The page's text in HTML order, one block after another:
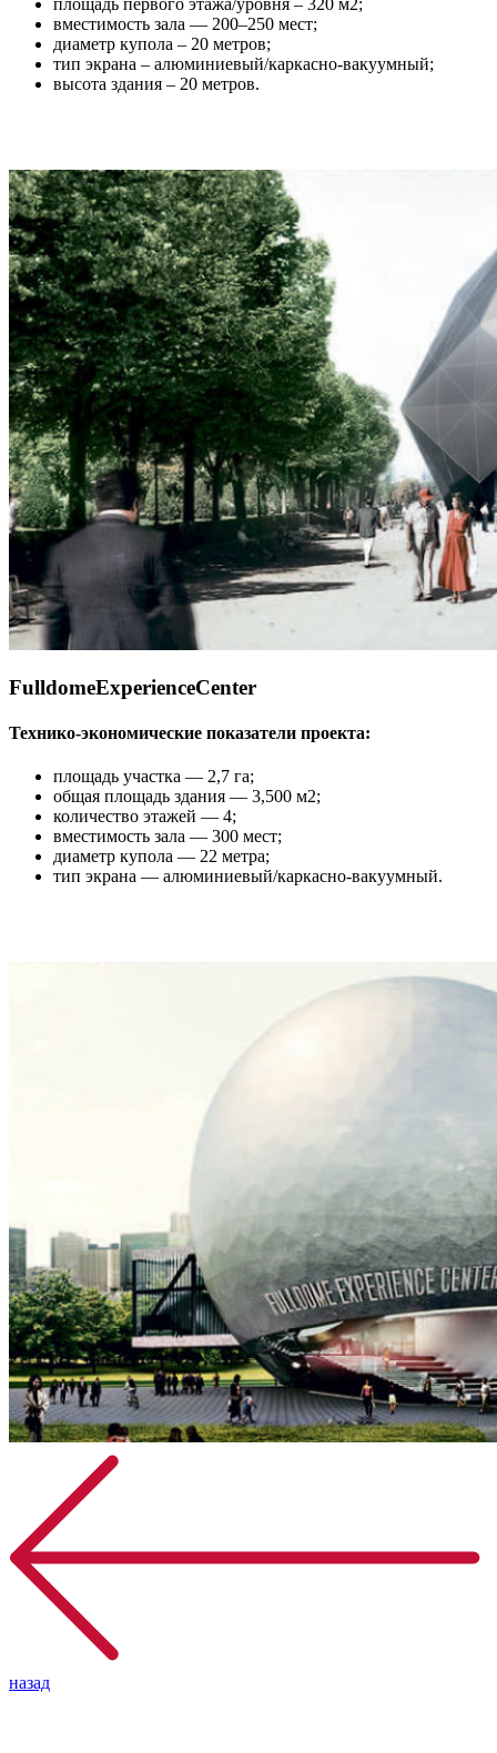
площадь первого этажа/уровня – 320 м2;
вместимость зала — 200–250 мест;
диаметр купола – 20 метров;
тип экрана – алюминиевый/каркасно-вакуумный;
высота здания – 20 метров.
FulldomeExperienceCenter
Технико-экономические показатели проекта:
площадь участка — 2,7 га;
общая площадь здания — 3,500 м2;
количество этажей — 4;
вместимость зала — 300 мест;
диаметр купола — 22 метра;
тип экрана — алюминиевый/каркасно-вакуумный.
назад